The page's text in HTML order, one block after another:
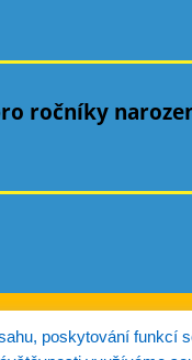
ročníky
TJ Autoškoda Mladá
poskytování funkcí